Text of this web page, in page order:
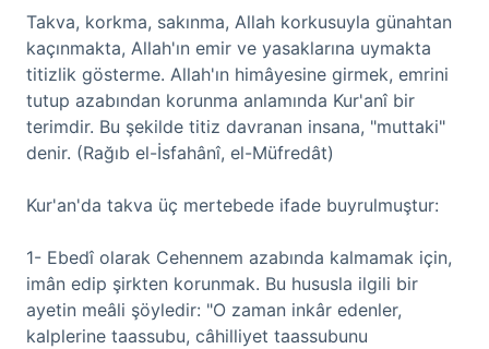
Takva, korkma, sakınma, Allah korkusuyla günahtan
kaçınmakta, Allah'ın emir ve yasaklarına uymakta
titizlik gösterme. Allah'ın himâyesine girmek, emrini
tutup azabından korunma anlamında Kur'anî bir
terimdir. Bu şekilde titiz davranan insana, "muttaki"
denir. (Rağıb el-İsfahânî, el-Müfredât)
Kur'an'da takva üç mertebede ifade buyrulmuştur:
1- Ebedî olarak Cehennem azabında kalmamak için,
imân edip şirkten korunmak. Bu hususla ilgili bir
ayetin meâli şöyledir: "O zaman inkâr edenler,
kalplerine taassubu, câhilliyet taassubunu